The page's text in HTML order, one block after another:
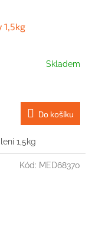
Skladem
Do košíku
1,5kg
Kód: MED68370